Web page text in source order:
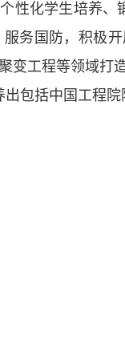
性化学生培养
务国防，积极
工程等领域
包括中国工程